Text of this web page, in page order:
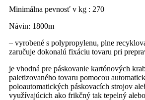
Minimálna pevnosť v kg : 270
Návin: 1800m
– vyrobené s polypropylenu, plne
zaručuje dokonalú fixáciu tovaru pri
je vhodná pre páskovanie kartónových
paletizovaného tovaru pomocou
poloautomatických páskovacích strojov
využívajúcich ako frikčný tak tepelný